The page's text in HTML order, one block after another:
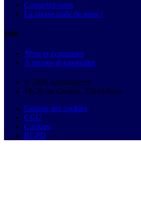
Contactez-nous
La presse parle de nous !
Info
*Prix et économies
À propos d'Autobutler
© 2026 Autobutler.fr
18-26 rue Goubet, 75019 Paris
Gestion des cookies
CGU
Cookies
RGPD